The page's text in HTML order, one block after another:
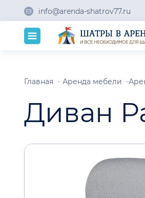
info@arenda-shatrov77.ru
Главная Аренда мебели
Диван